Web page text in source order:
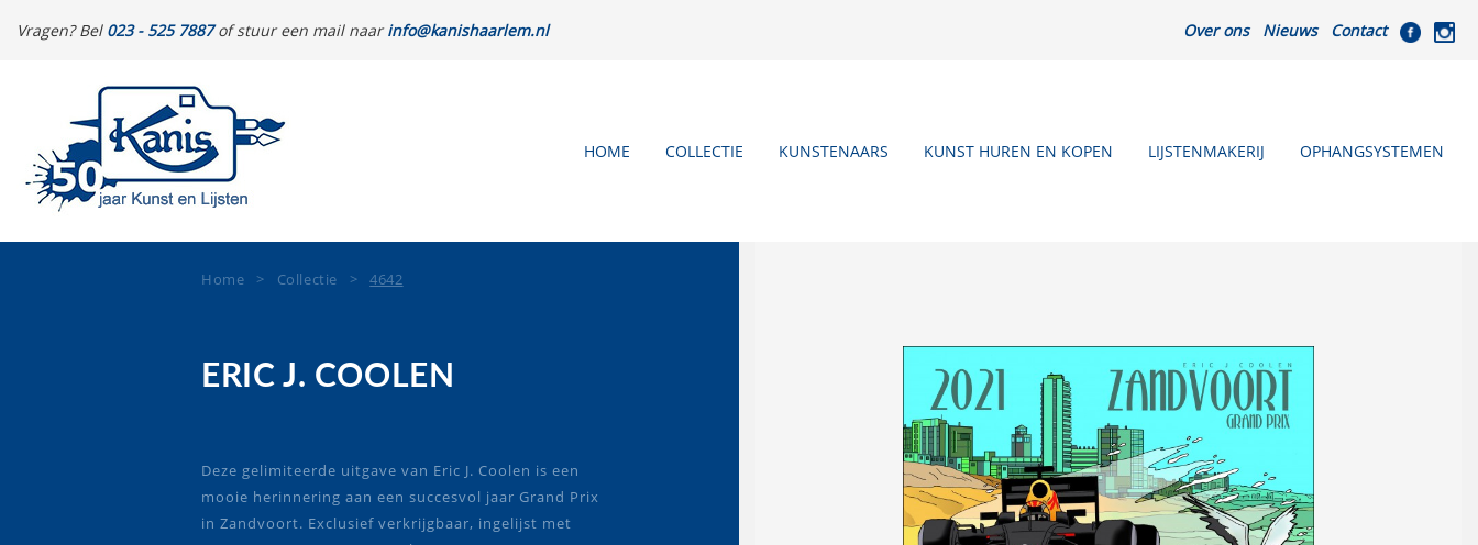
Vragen? Bel 023 - 525 7887of stuur een mail naarinfo@kanishaarlem.nl Over ons Nieuws Contact
HOME COLLECTIE KUNSTENAARS KUNST HUREN EN KOPEN LIJSTENMAKERIJ OPHANGSYSTEMEN
Home > Collectie >4642
ERIC J. COOLEN
Deze gelimiteerde uitgave van Eric J. Coolen is een
mooie herinnering aan een succesvol jaar Grand Prix
in Zandvoort. Exclusief verkrijgbaar, ingelijst met